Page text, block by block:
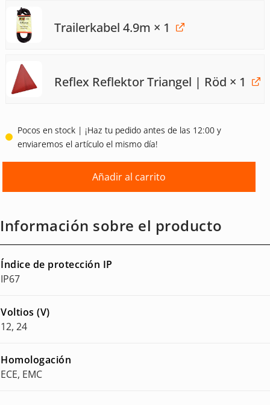
Trailerkabel 4.9m × 1
Reflex Reflektor Triangel | Röd × 1
Pocos en stock | ¡Haz tu pedido antes de las 12:00 y
enviaremos el artículo el mismo día!
Añadir al carrito
Información sobre el producto
Índice de protección IP
IP67
Voltios (V)
12, 24
Homologación
ECE, EMC